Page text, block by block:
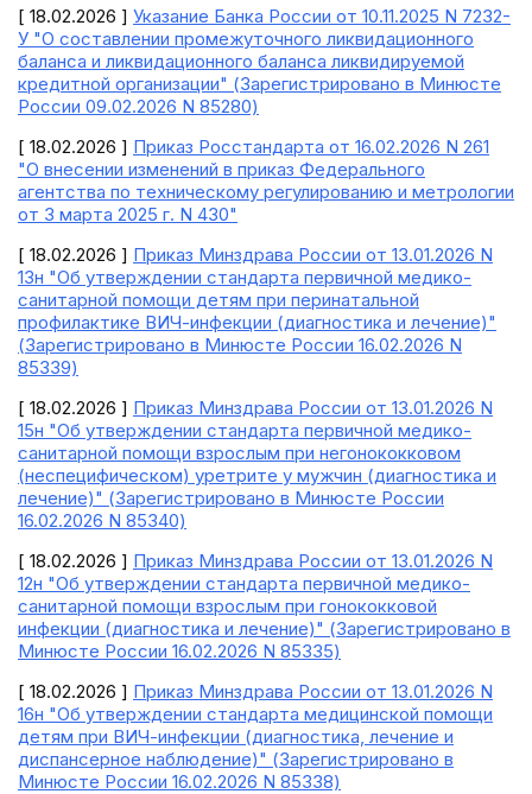
[ 18.02.2026 ] Указание Банка России от 10.11.2025 N 7232-
У "О составлении промежуточного ликвидационного
баланса и ликвидационного баланса ликвидируемой
кредитной организации" (Зарегистрировано в Минюсте
России 09.02.2026 N 85280)
[ 18.02.2026 ] Приказ Росстандарта от 16.02.2026 N 261
"О внесении изменений в приказ Федерального
агентства по техническому регулированию и метрологии
от 3 марта 2025 г. N 430"
[ 18.02.2026 ] Приказ Минздрава России от 13.01.2026 N
13н "Об утверждении стандарта первичной медико-
санитарной помощи детям при перинатальной
профилактике ВИЧ-инфекции (диагностика и лечение)"
(Зарегистрировано в Минюсте России 16.02.2026 N
85339)
[ 18.02.2026 ] Приказ Минздрава России от 13.01.2026 N
15н "Об утверждении стандарта первичной медико-
санитарной помощи взрослым при негонококковом
(неспецифическом) уретрите у мужчин (диагностика и
лечение)" (Зарегистрировано в Минюсте России
16.02.2026 N 85340)
[ 18.02.2026 ] Приказ Минздрава России от 13.01.2026 N
12н "Об утверждении стандарта первичной медико-
санитарной помощи взрослым при гонококковой
инфекции (диагностика и лечение)" (Зарегистрировано в
Минюсте России 16.02.2026 N 85335)
[ 18.02.2026 ] Приказ Минздрава России от 13.01.2026 N
16н "Об утверждении стандарта медицинской помощи
детям при ВИЧ-инфекции (диагностика, лечение и
диспансерное наблюдение)" (Зарегистрировано в
Минюсте России 16.02.2026 N 85338)